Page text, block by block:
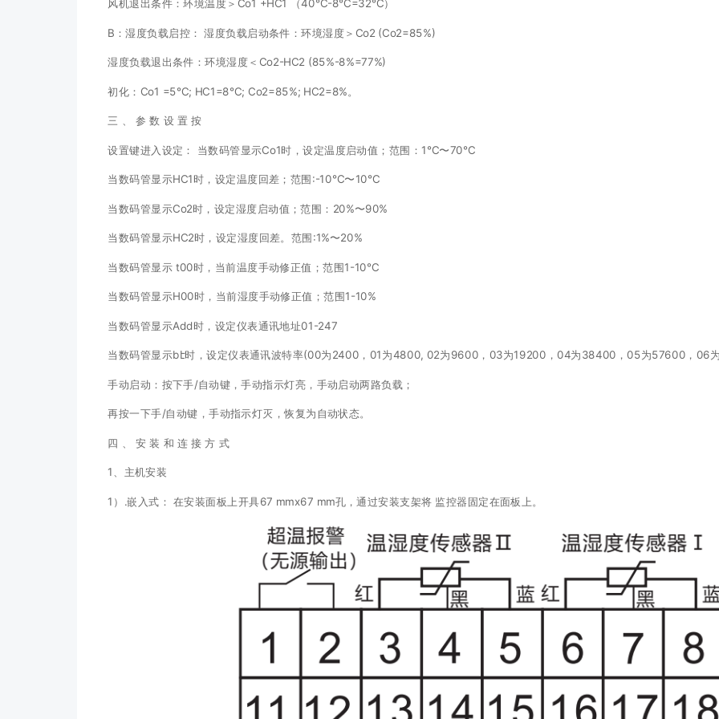
风机退出条件：环境温度＞Co1 +HC1 （40℃-8℃=32℃）
B：湿度负载启控： 湿度负载启动条件：环境湿度＞Co2 (Co2=85%)
湿度负载退出条件：环境湿度＜Co2-HC2 (85%-8%=77%)
初化：Co1 =5℃; HC1=8℃; Co2=85%; HC2=8%。
三 、 参 数 设 置 按
设置键进入设定： 当数码管显示Co1时，设定温度启动值；范围：1℃〜70℃
当数码管显示HC1时，设定温度回差；范围:-10℃〜10℃
当数码管显示Co2时，设定湿度启动值；范围：20%〜90%
当数码管显示HC2时，设定湿度回差。范围:1%〜20%
当数码管显示 t00时，当前温度手动修正值；范围1-10℃
当数码管显示H00时，当前湿度手动修正值；范围1-10%
当数码管显示Add时，设定仪表通讯地址01-247
当数码管显示bէ时，设定仪表通讯波特率(00为2400，01为4800, 02为9600，03为19200，04为38400，05为57600，06
手动启动：按下手/自动键，手动指示灯亮，手动启动两路负载；
再按一下手/自动键，手动指示灯灭，恢复为自动状态。
四 、 安 装 和 连 接 方 式
1、主机安装
1）.嵌入式： 在安装面板上开具67 mmx67 mm孔，通过安装支架将 监控器固定在面板上。